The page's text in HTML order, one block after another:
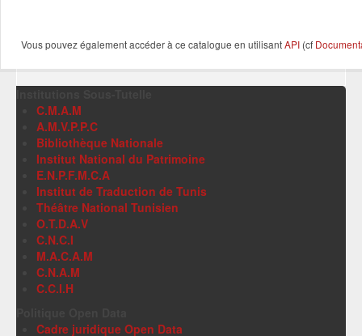
Vous pouvez également accéder à ce catalogue en utilisantAPI (cf
C.M.A.M
A.M.V.P.P.C
Bibliothèque Nationale
Institut National du Patrimoine
E.N.P.F.M.C.A
Institut de Traduction de Tunis
Théâtre National Tunisien
O.T.D.A.V
C.N.C.I
M.A.C.A.M
C.N.A.M
C.C.I.H
Cadre juridique Open Data